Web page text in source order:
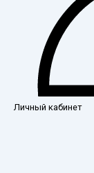
Личный кабинет